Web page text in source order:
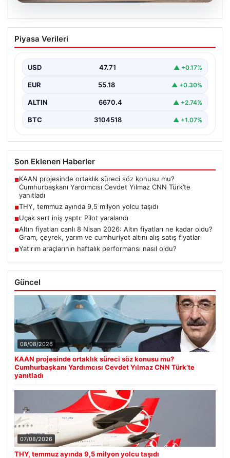
07.08.2026
THY, temmuz ayında 9,5 milyon yolcu
taşıdı
Piyasa Verileri
USD 47.71 ▲ +0.17%
EUR 55.18 ▲ +0.30%
ALTIN 6670.4 ▲ +2.74%
BTC 3104518 ▲ +1.07%
Son Eklenen Haberler
■KAAN projesinde ortaklık süreci söz konusu mu?
Cumhurbaşkanı Yardımcısı Cevdet Yılmaz CNN Türk’te
yanıtladı
■THY, temmuz ayında 9,5 milyon yolcu taşıdı
■Uçak sert iniş yaptı: Pilot yaralandı
■Altın fiyatları canlı 8 Nisan 2026: Altın fiyatları ne kadar oldu?
Gram, çeyrek, yarım ve cumhuriyet altını alış satış fiyatları
■Yatırım araçlarının haftalık performansı nasıl oldu?
Güncel
08/08/2026
KAAN projesinde ortaklık süreci söz konusu mu?
Cumhurbaşkanı Yardımcısı Cevdet Yılmaz CNN Türk’te
yanıtladı
07/08/2026
THY, temmuz ayında 9,5 milyon yolcu taşıdı